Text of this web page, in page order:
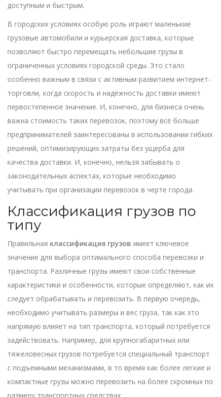
доступным и быстрым.
В городских условиях особую роль играют маленькие
грузовые автомобили и курьерская доставка, которые
позволяют быстро перемещать небольшие грузы в
ограниченных условиях городской среды. Это стало
особенно важным в связи с активным развитием интернет-
торговли, когда скорость и надёжность доставки имеют
первостепенное значение. И, конечно, для бизнеса очень
важна стоимость таких перевозок, поэтому всё больше
предпринимателей заинтересованы в использовании гибких
решений, оптимизирующих затраты без ущерба для
качества доставки. И, конечно, нельзя забывать о
законодательных аспектах, которые необходимо
учитывать при организации перевозок в черте города.
Классификация грузов по
типу
Правильная классификация грузов имеет ключевое
значение для выбора оптимального способа перевозки и
транспорта. Различные грузы имеют свои собственные
характеристики и особенности, которые определяют, как их
следует обрабатывать и перевозить. В первую очередь,
необходимо учитывать размеры и вес груза, так как это
напрямую влияет на тип транспорта, который потребуется
задействовать. Например, для крупногабаритных или
тяжеловесных грузов потребуется специальный транспорт
с подъемными механизмами, в то время как более легкие и
компактные грузы можно перевозить на более скромных по